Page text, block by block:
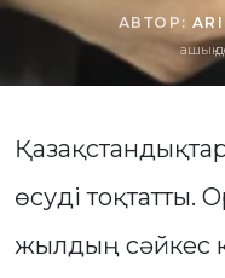
АВТОР:
ашық
өсуді тоқтатты.
жылдың сәйкес